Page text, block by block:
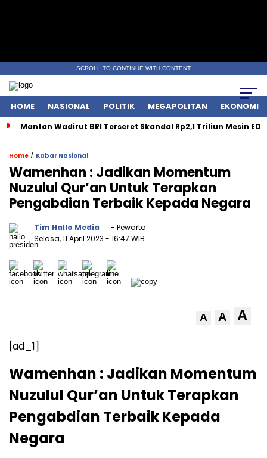
SCROLL TO CONTINUE WITH CONTENT
HOME NASIONAL POLITIK MEGAPOLITAN EKONOMI
Mantan Wadirut BRI Terseret Skandal Rp2,1 Triliun Mesin
Home / Kabar Nasional
Wamenhan : Jadikan Momentum
Nuzulul Qur’an Untuk Terapkan
Pengabdian Terbaik Kepada Negara
Tim Hallo Media
- Pewarta
Selasa, 11 April 2023 - 16:47 WIB
A A A
[ad_1]
Wamenhan : Jadikan Momentum
Nuzulul Qur’an Untuk Terapkan
Pengabdian Terbaik Kepada
Negara